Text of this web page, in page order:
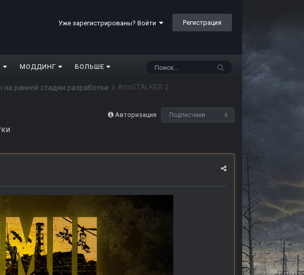
Уже зарегистрированы? Войти Регистрация
МОДДИНГ БОЛЬШЕ
на ранней стадии разработки ArmSTALKER 2
Авторизация Подписчики 4